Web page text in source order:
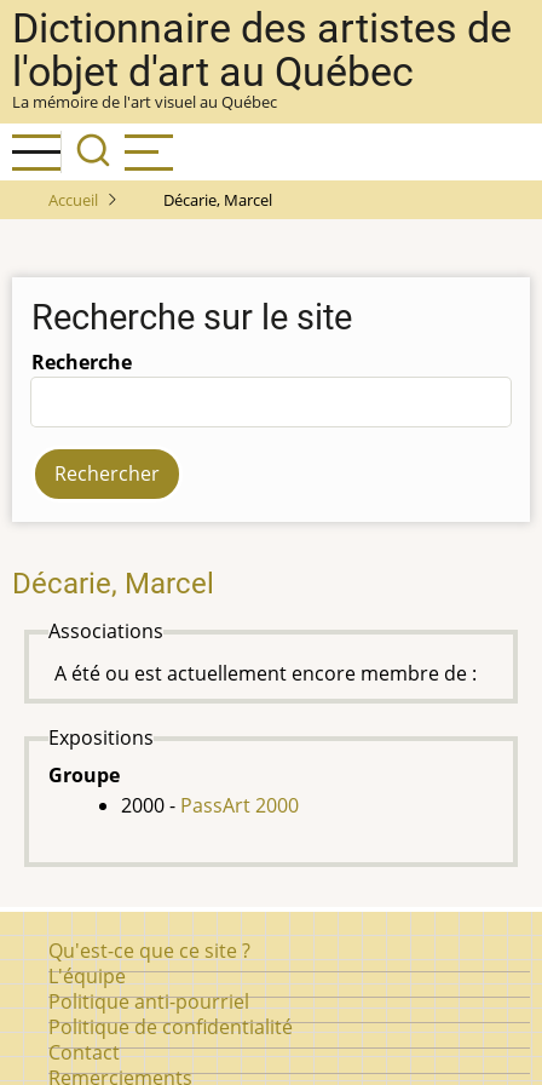
Aller
au
contenu
principal
Dictionnaire des artistes de
l'objet d'art au Québec
La mémoire de l'art visuel au Québec
Accueil Décarie, Marcel
Recherche sur le site
Recherche
Décarie, Marcel
Associations
A été ou est actuellement encore membre de :
Expositions
Groupe
2000 - PassArt 2000
Pied
de
page
Qu'est-ce que ce site ?
L'équipe
Politique anti-pourriel
Politique de confidentialité
Contact
Remerciements